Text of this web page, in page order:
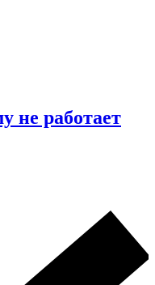
не работает